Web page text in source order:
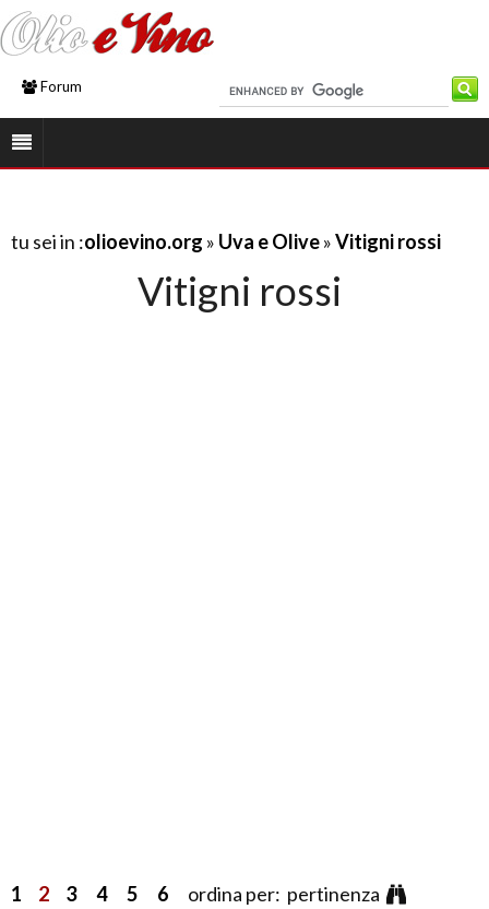
Forum
tu sei in :olioevino.org » Uva e Olive»Vitigni rossi
Vitigni rossi
1 2 3 4 5 6 ordina per: pertinenza